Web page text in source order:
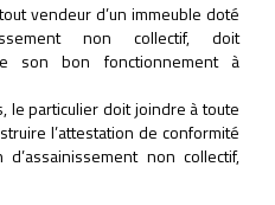
vendeur d’un immeuble doté
non collectif, doit
son bon fonctionnement à
le particulier doit joindre à toute
l’attestation de conformité
non collectif,